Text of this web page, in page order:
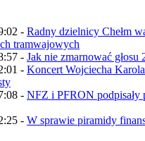
- Radny dzielnicy Chełm
tramwajowych
- Jak nie zmarnować głosu
- Koncert Wojciecha
- NFZ i PFRON podpisały
- W sprawie piramidy